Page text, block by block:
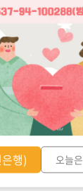
행) 오늘